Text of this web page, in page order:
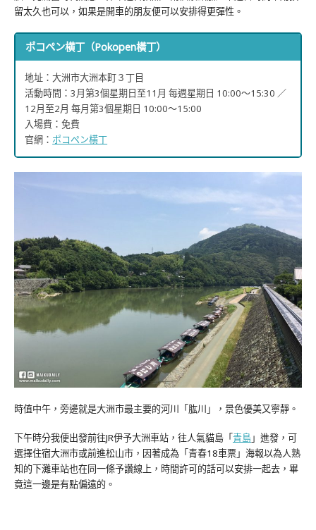
留太久也可以，如果是開車的朋友便可以安排得更彈性。
ポコペン横丁（Pokopen橫丁）
地址：大洲市大洲本町３丁目
活動時間：3月第3個星期日至11月 每週星期日 10:00～15:30 ／
12月至2月 每月第3個星期日 10:00～15:00
入場費：免費
官網： ポコペン横丁
時值中午，旁邊就是大洲市最主要的河川「肱川」，景色優美又寧靜。
下午時分我便出發前往JR伊予大洲車站，往人氣貓島「青島」進發，可
選擇住宿大洲市或前進松山市，因著成為「青春18車票」海報以為人熟
知的下灘車站也在同一條予讚線上，時間許可的話可以安排一起去，畢
竟這一邊是有點偏遠的。